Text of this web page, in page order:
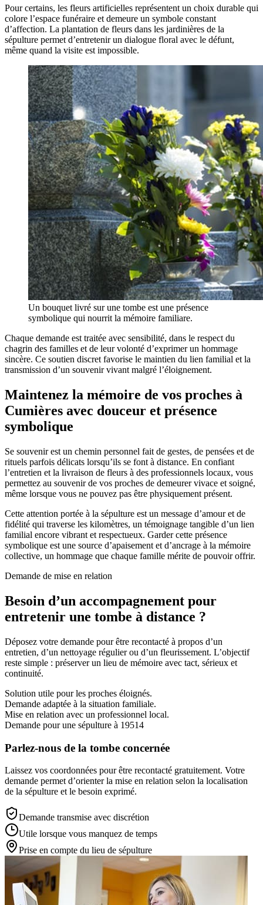
Pour certains, les fleurs artificielles représentent un choix durable qui
colore l’espace funéraire et demeure un symbole constant
d’affection. La plantation de fleurs dans les jardinières de la
sépulture permet d’entretenir un dialogue floral avec le défunt,
même quand la visite est impossible.
Un bouquet livré sur une tombe est une présence
symbolique qui nourrit la mémoire familiare.
Chaque demande est traitée avec sensibilité, dans le respect du
chagrin des familles et de leur volonté d’exprimer un hommage
sincère. Ce soutien discret favorise le maintien du lien familial et la
transmission d’un souvenir vivant malgré l’éloignement.
Maintenez la mémoire de vos proches à
Cumières avec douceur et présence
symbolique
Se souvenir est un chemin personnel fait de gestes, de pensées et de
rituels parfois délicats lorsqu’ils se font à distance. En confiant
l’entretien et la livraison de fleurs à des professionnels locaux, vous
permettez au souvenir de vos proches de demeurer vivace et soigné,
même lorsque vous ne pouvez pas être physiquement présent.
Cette attention portée à la sépulture est un message d’amour et de
fidélité qui traverse les kilomètres, un témoignage tangible d’un lien
familial encore vibrant et respectueux. Garder cette présence
symbolique est une source d’apaisement et d’ancrage à la mémoire
collective, un hommage que chaque famille mérite de pouvoir offrir.
Demande de mise en relation
Besoin d’un accompagnement pour
entretenir une tombe à distance ?
Déposez votre demande pour être recontacté à propos d’un
entretien, d’un nettoyage régulier ou d’un fleurissement. L’objectif
reste simple : préserver un lieu de mémoire avec tact, sérieux et
continuité.
Solution utile pour les proches éloignés.
Demande adaptée à la situation familiale.
Mise en relation avec un professionnel local.
Demande pour une sépulture à 19514
Parlez-nous de la tombe concernée
Laissez vos coordonnées pour être recontacté gratuitement. Votre
demande permet d’orienter la mise en relation selon la localisation
de la sépulture et le besoin exprimé.
Demande transmise avec discrétion
Utile lorsque vous manquez de temps
Prise en compte du lieu de sépulture